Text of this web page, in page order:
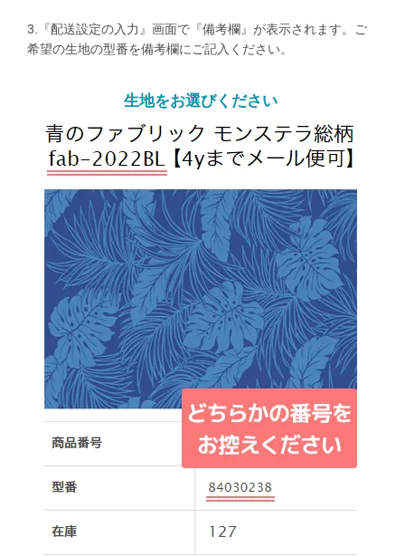
3.『配送設定の入力』画面で『備考欄』が表示されます。ご
希望の生地の型番を備考欄にご記入ください。
生地をお選びください